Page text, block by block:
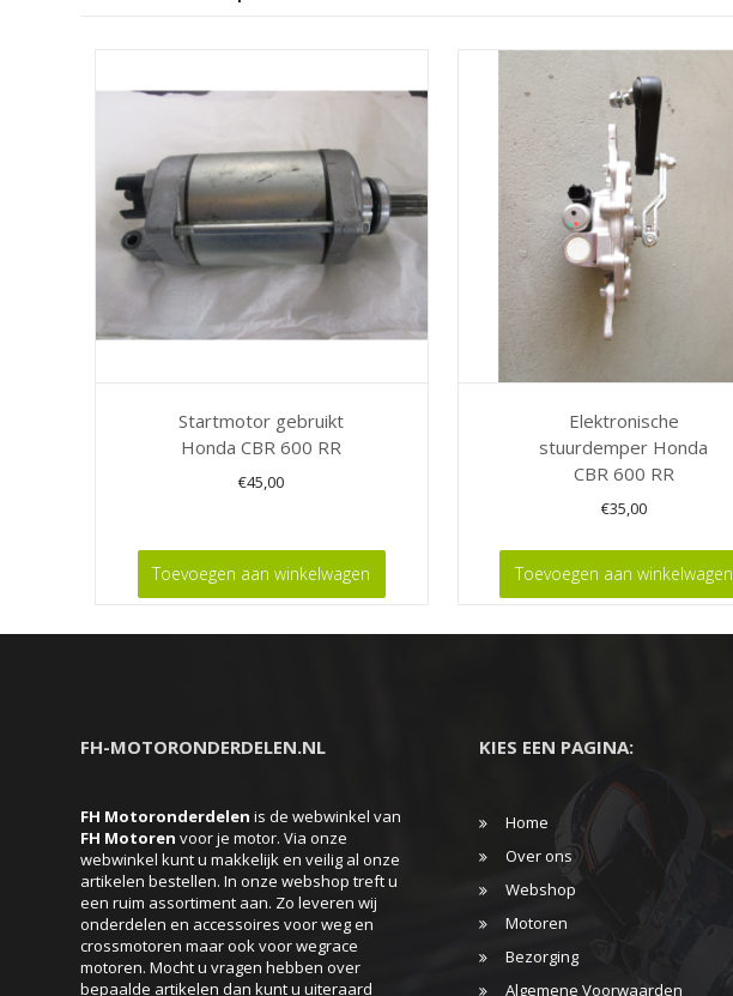
Startmotor gebruikt
Honda CBR 600 RR
€45,00
Toevoegen aan winkelwagen
Elektronische
stuurdemper Honda
CBR 600 RR
€35,00
Toevoegen aan winkelwagen
FH-MOTORONDERDELEN.NL
FH Motoronderdelen is de webwinkel van
FH Motoren voor je motor. Via onze
webwinkel kunt u makkelijk en veilig al onze
artikelen bestellen. In onze webshop treft u
een ruim assortiment aan. Zo leveren wij
onderdelen en accessoires voor weg en
crossmotoren maar ook voor wegrace
motoren. Mocht u vragen hebben over
bepaalde artikelen dan kunt u uiteraard
KIES EEN PAGINA:
Home
Over ons
Webshop
Motoren
Bezorging
Algemene Voorwaarden